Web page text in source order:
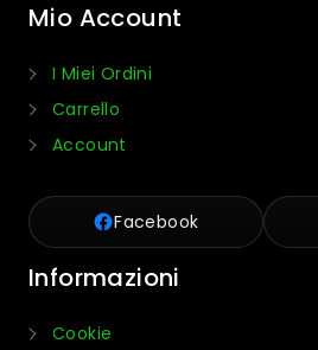
Mio Account
I Miei Ordini
Carrello
Account
Facebook
Informazioni
Cookie